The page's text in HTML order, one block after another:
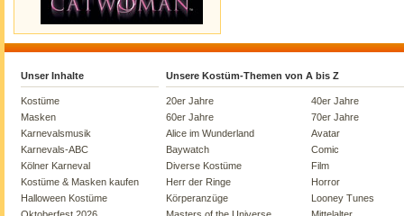
Unser Inhalte
Kostüme
Masken
Karnevalsmusik
Karnevals-ABC
Kölner Karneval
Kostüme & Masken kaufen
Halloween Kostüme
Unsere Kostüm-Themen von A bis Z
20er Jahre
40er Jahre
60er Jahre
70er Jahre
Alice im Wunderland
Avatar
Baywatch
Comic
Diverse Kostüme
Film
Herr der Ringe
Horror
Körperanzüge
Looney Tunes